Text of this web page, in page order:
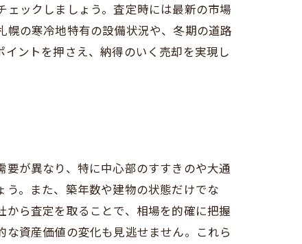
ックしましょう。査定時には最新の市場
の寒冷地特有の設備状況や、冬期の道路
ントを押さえ、納得のいく売却を実現し
が異なり、特に中心部のすすきのや大通
。また、築年数や建物の状態だけでな
ら査定を取ることで、相場を的確に把握
資産価値の変化も見逃せません。これら